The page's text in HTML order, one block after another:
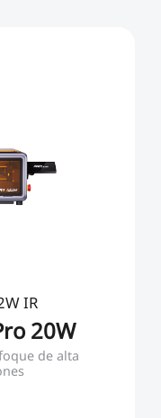
IR
20W
de alta